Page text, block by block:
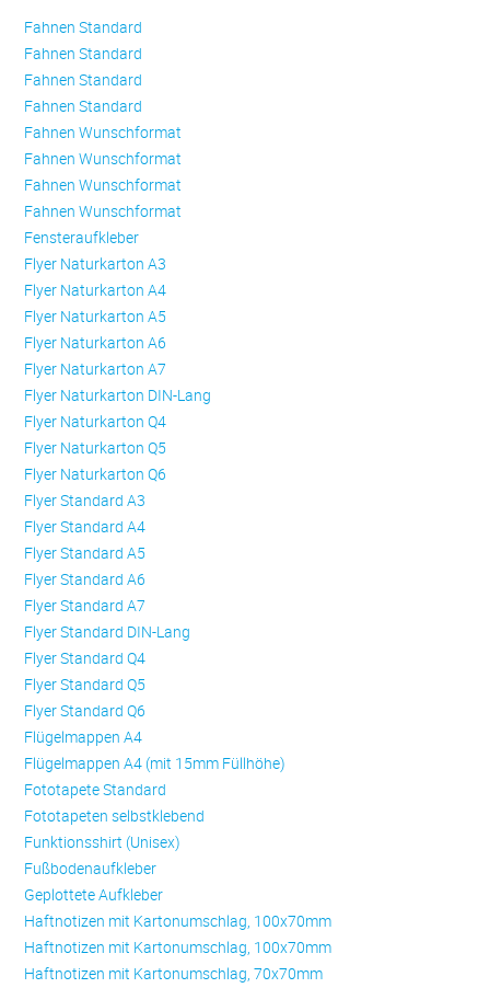
Fahnen Standard
Fahnen Standard
Fahnen Standard
Fahnen Standard
Fahnen Wunschformat
Fahnen Wunschformat
Fahnen Wunschformat
Fahnen Wunschformat
Fensteraufkleber
Flyer Naturkarton A3
Flyer Naturkarton A4
Flyer Naturkarton A5
Flyer Naturkarton A6
Flyer Naturkarton A7
Flyer Naturkarton DIN-Lang
Flyer Naturkarton Q4
Flyer Naturkarton Q5
Flyer Naturkarton Q6
Flyer Standard A3
Flyer Standard A4
Flyer Standard A5
Flyer Standard A6
Flyer Standard A7
Flyer Standard DIN-Lang
Flyer Standard Q4
Flyer Standard Q5
Flyer Standard Q6
Flügelmappen A4
Flügelmappen A4 (mit 15mm Füllhöhe)
Fototapete Standard
Fototapeten selbstklebend
Funktionsshirt (Unisex)
Fußbodenaufkleber
Geplottete Aufkleber
Haftnotizen mit Kartonumschlag, 100x70mm
Haftnotizen mit Kartonumschlag, 100x70mm
Haftnotizen mit Kartonumschlag, 70x70mm